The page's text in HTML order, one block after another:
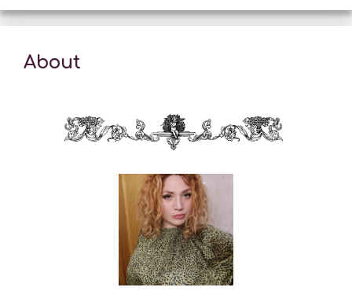
About